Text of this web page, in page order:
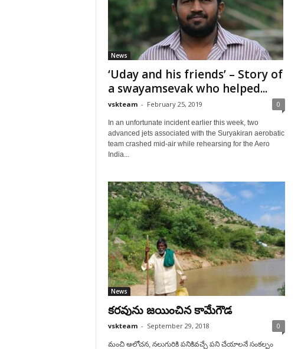
News
‘Uday and his friends’ – Story of
a swayamsevak who helped...
vskteam - February 25, 2019 0
In an unfortunate incident earlier this week, two
advanced jets associated with the Suryakiran aerobatic
team crashed mid-air while rehearsing for the Aero
India...
News
కరవును జయించిన కామేగౌడ
vskteam - September 29, 2018 0
మంచి ఆలోచన, నలుగురికి పనికివచ్చే పని చేయాలనే సంకల్పం